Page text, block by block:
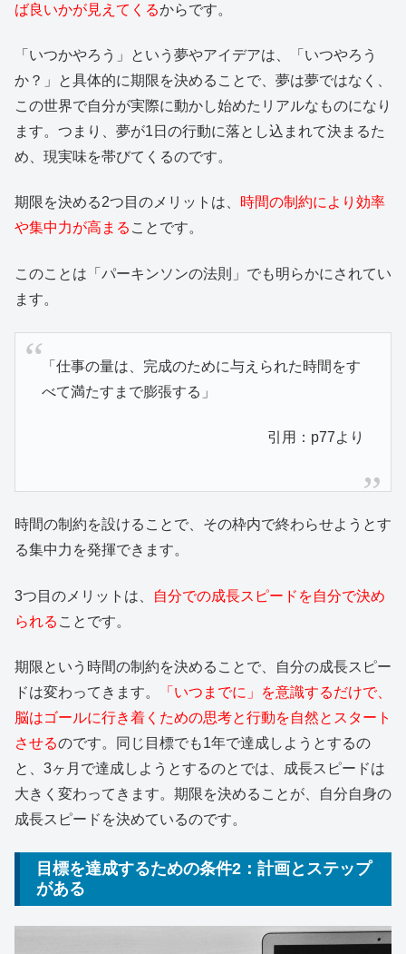
ば良いかが見えてくるからです。
「いつかやろう」という夢やアイデアは、「いつやろう
か？」と具体的に期限を決めることで、夢は夢ではなく、
この世界で自分が実際に動かし始めたリアルなものになり
ます。つまり、夢が1日の行動に落とし込まれて決まるた
め、現実味を帯びてくるのです。
期限を決める2つ目のメリットは、 時間の制約により効率
や集中力が高まる ことです。
このことは「パーキンソンの法則」でも明らかにされてい
ます。
「仕事の量は、完成のために与えられた時間をす
べて満たすまで膨張する」
引用：p77より
時間の制約を設けることで、その枠内で終わらせようとす
る集中力を発揮できます。
3つ目のメリットは、
自分での成長スピードを自分で決め
られる ことです。
期限という時間の制約を決めることで、自分の成長スピー
ドは変わってきます。
「いつまでに」を意識するだけで、
脳はゴールに行き着くための思考と行動を自然とスタート
させるのです。同じ目標でも1年で達成しようとするの
と、3ヶ月で達成しようとするのとでは、成長スピードは
大きく変わってきます。期限を決めることが、自分自身の
成長スピードを決めているのです。
目標を達成するための条件2：計画とステップ
がある